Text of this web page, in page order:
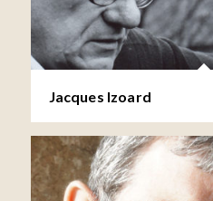
Jacques Izoard